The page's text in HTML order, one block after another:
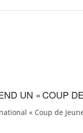
UN « COUP
« Coup de